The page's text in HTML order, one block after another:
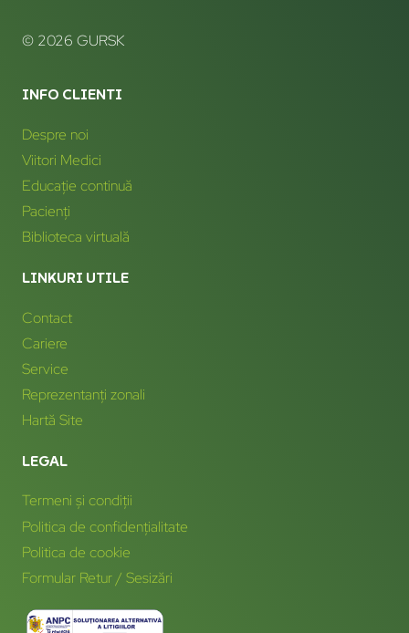
© 2026 GURSK
INFO CLIENTI
Despre noi
Viitori Medici
Educație continuă
Pacienți
Biblioteca virtuală
LINKURI UTILE
Contact
Cariere
Service
Reprezentanți zonali
Hartă Site
LEGAL
Termeni și condiții
Politica de confidențialitate
Politica de cookie
Formular Retur / Sesizări